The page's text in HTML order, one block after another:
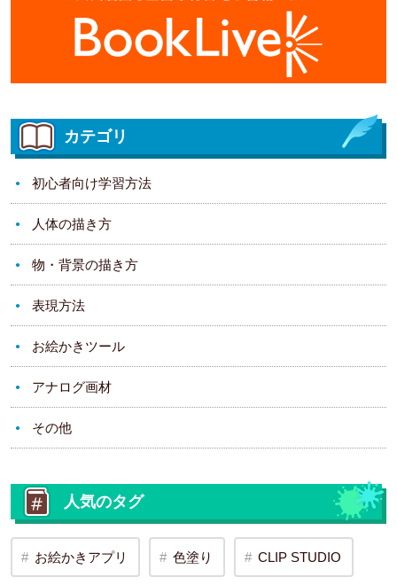
カテゴリ
初心者向け学習方法
人体の描き方
物・背景の描き方
表現方法
お絵かきツール
アナログ画材
その他
人気のタグ
お絵かきアプリ 色塗り CLIP STUDIO